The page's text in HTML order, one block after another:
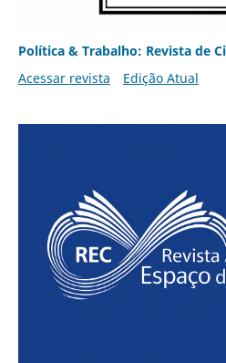
Política & Trabalho: Revista de
Acessar revista
Edição Atual